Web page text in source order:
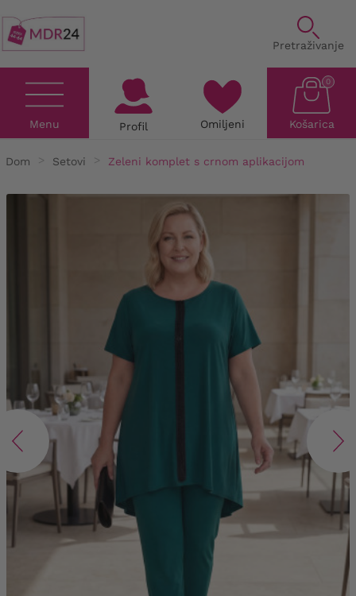
Pretraživanje
Menu Profil Omiljeni Košarica
0
Dom Setovi Zeleni komplet s crnom aplikacijom